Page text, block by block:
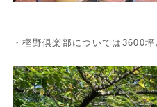
・樫野倶楽部については3600